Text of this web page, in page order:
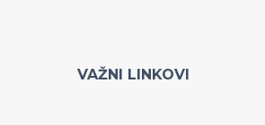
VAŽNI LINKOVI